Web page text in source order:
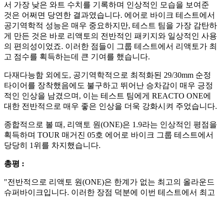
서 가장 낮은 와트 수치를 기록하며 인상적인 모습을 보여준
것은 어쩌면 당연한 결과였습니다. 에어로 바이크 테스트에서
공기역학적 성능은 매우 중요하지만, 테스트 팀을 가장 감탄하
게 만든 것은 바로 리액토의 전반적인 패키지와 일상적인 사용
의 편의성이었죠. 이러한 점들이 그룹 테스트에서 리액토가 최
고 점수를 획득하는데 큰 기여를 했습니다.
다재다능함 외에도, 공기역학적으로 최적화된 29/30mm 순정
타이어를 장착했음에도 불구하고 뛰어난 승차감이 매우 긍정
적인 인상을 남겼으며, 이는 테스트 팀에게 REACTO ONE에
대한 전반적으로 매우 좋은 인상을 더욱 강화시켜 주었습니다.
종합적으로 볼 때, 리액토 원(ONE)은 1.9라는 인상적인 평점을
획득하며 TOUR 매거진 05호 에어로 바이크 그룹 테스트에서
당당히 1위를 차지했습니다.
총평 :
"전반적으로 리액토 원(ONE)은 한계가 없는 최고의 올라운드
슈퍼바이크입니다. 이러한 장점 덕분에 이번 테스트에서 최고